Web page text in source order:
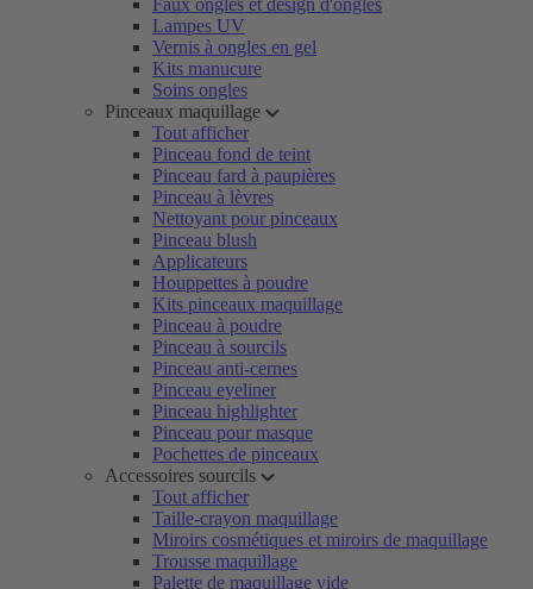
Faux ongles et design d'ongles
Lampes UV
Vernis à ongles en gel
Kits manucure
Soins ongles
Pinceaux maquillage
Tout afficher
Pinceau fond de teint
Pinceau fard à paupières
Pinceau à lèvres
Nettoyant pour pinceaux
Pinceau blush
Applicateurs
Houppettes à poudre
Kits pinceaux maquillage
Pinceau à poudre
Pinceau à sourcils
Pinceau anti-cernes
Pinceau eyeliner
Pinceau highlighter
Pinceau pour masque
Pochettes de pinceaux
Accessoires sourcils
Tout afficher
Taille-crayon maquillage
Miroirs cosmétiques et miroirs de maquillage
Trousse maquillage
Palette de maquillage vide